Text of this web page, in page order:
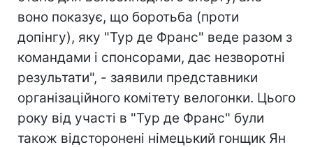
воно показує, що боротьба (проти
допінгу), яку "Тур де Франс" веде разом з
командами і спонсорами, дає незворотні
результати", - заявили представники
організаційного комітету велогонки. Цього
року від участі в "Тур де Франс" були
також відсторонені німецький гонщик Ян